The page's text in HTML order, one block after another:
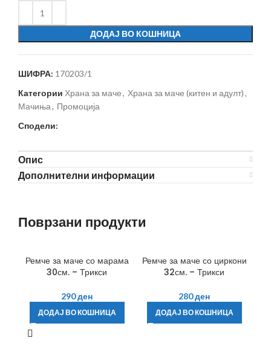
ДОДАЈ ВО КОШНИЦА
ШИФРА: 170203/1
Категории Храна за маче, Храна за маче (китен и адулт),
Мачиња, Промоција
Сподели:
Опис
Дополнителни информации
Поврзани продукти
Ремче за маче со марама
30см. – Трикси
290ден
ДОДАЈ ВО КОШНИЦА
Ремче за маче со циркони
32см. – Трикси
280ден
ДОДАЈ ВО КОШНИЦА